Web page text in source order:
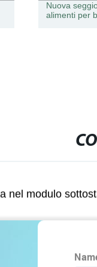
Nuova
alimenti per
nel modulo